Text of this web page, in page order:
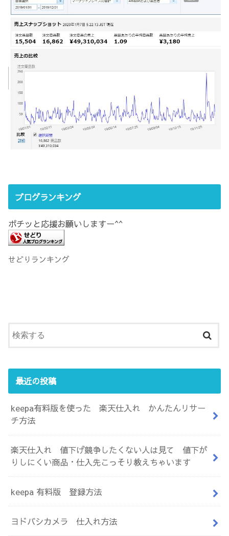
ブログランキング
ポチッと応援お願いしますー^^
せどりランキング
最近の投稿
keepa有料版を使った 楽天仕入れ かんたんリサー
チ方法
楽天仕入れ 値下げ競争したくない人は見て 値下が
りしにくい商品・仕入先こっそり教えちゃいます
keepa 有料版 登録方法
ヨドバシカメラ 仕入れ方法